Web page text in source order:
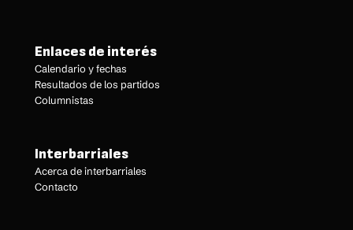
Enlaces de interés
Calendario y fechas
Resultados de los partidos
Columnistas
Interbarriales
Acerca de interbarriales
Contacto